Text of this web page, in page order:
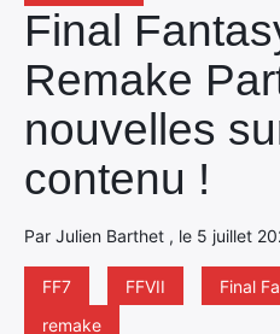
Final
Remake
nouvelles
contenu !
Par Julien Barthet , le 5 juillet
FF7 FFVII Final
remake